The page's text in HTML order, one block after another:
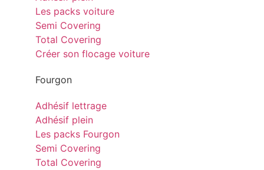
Les packs voiture
Semi Covering
Total Covering
Créer son flocage voiture
Fourgon
Adhésif lettrage
Adhésif plein
Les packs Fourgon
Semi Covering
Total Covering